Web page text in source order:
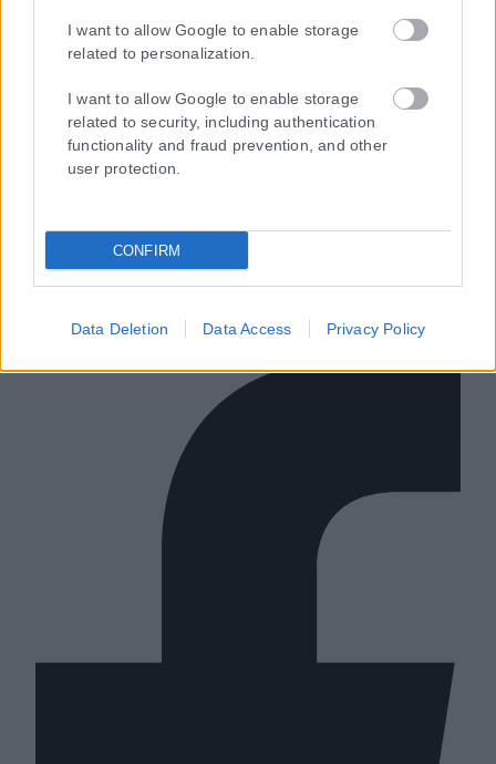
I want to allow Google to enable storage
related to personalization.
I want to allow Google to enable storage
related to security, including authentication
functionality and fraud prevention, and other
user protection.
CONFIRM
Data Deletion Data Access Privacy Policy
πρωτοσέλιδα τωνεφημερίδων
ΕΝΗΜΕΡΩΣΟΥ ΠΡΩΤΟΣ
Εγγραφή στο Newsletter
Επικοινωνία & Διαφήμιση
© 2026 Karfitsa